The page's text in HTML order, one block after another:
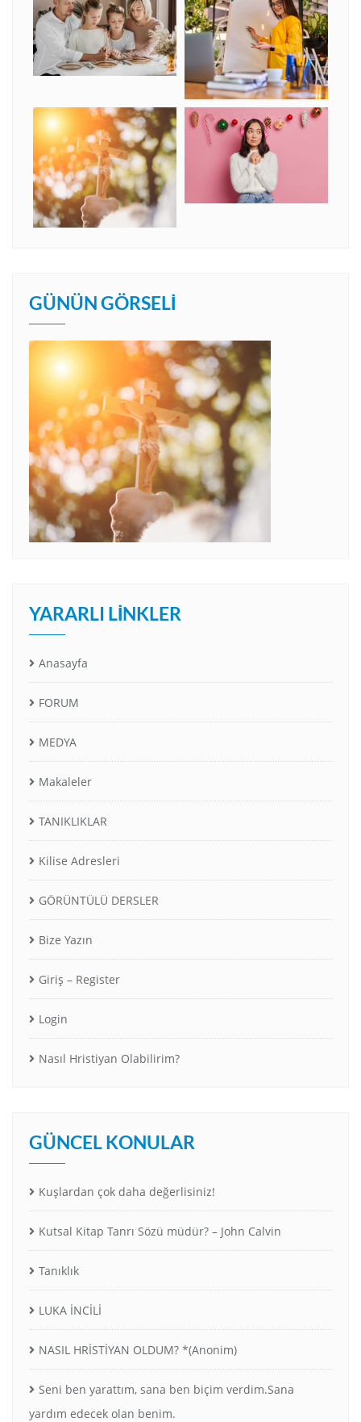
GÜNÜN GÖRSELI
YARARLI LINKLER
Anasayfa
FORUM
MEDYA
Makaleler
TANIKLIKLAR
Kilise Adresleri
GÖRÜNTÜLÜ DERSLER
Bize Yazın
Giriş – Register
Login
Nasıl Hristiyan Olabilirim?
GÜNCEL KONULAR
Kuşlardan çok daha değerlisiniz!
Kutsal Kitap Tanrı Sözü müdür? – John Calvin
Tanıklık
LUKA İNCİLİ
NASIL HRİSTİYAN OLDUM? *(Anonim)
Seni ben yarattım, sana ben biçim verdim.Sana
yardım edecek olan benim.